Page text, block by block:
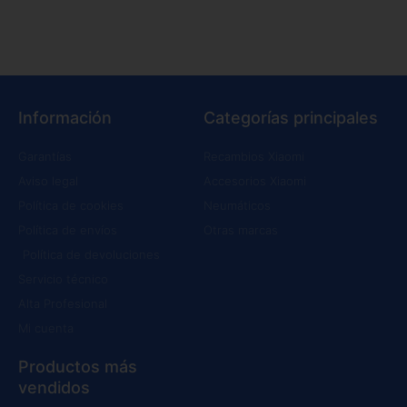
Información Categorías principales
Productos más
vendidos